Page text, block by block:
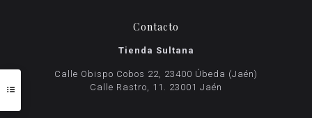
Contacto
Tienda Sultana
Calle Obispo Cobos 22, 23400 Úbeda (Jaén)
Calle Rastro, 11. 23001 Jaén